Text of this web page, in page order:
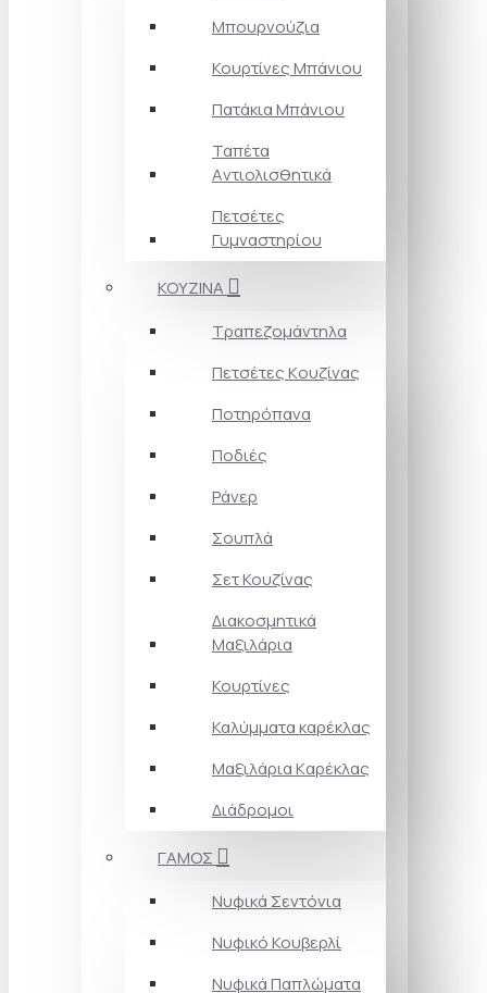
Μπουρνούζια
Κουρτίνες Mπάνιου
Πατάκια Mπάνιου
Ταπέτα
Aντιολισθητικά
Πετσέτες
Γυμναστηρίου
ΚΟΥΖΙΝΑ
Τραπεζομάντηλα
Πετσέτες Kουζίνας
Ποτηρόπανα
Ποδιές
Ράνερ
Σουπλά
Σετ Κουζίνας
Διακοσμητικά
Μαξιλάρια
Κουρτίνες
Καλύμματα καρέκλας
Μαξιλάρια Kαρέκλας
Διάδρομοι
ΓΑΜΟΣ
Νυφικά Σεντόνια
Νυφικό Κουβερλί
Νυφικά Παπλώματα